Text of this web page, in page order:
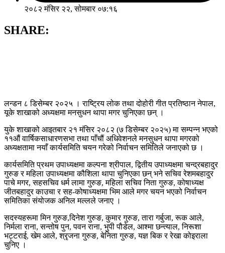
२०८२ मंसिर २२, सोमबार ०७:१६
SHARE:
लन्डन ८ डिसेम्बर २०२५ । राष्ट्रिय लोक तथा दोहोरी गीत प्रतिष्ठान नेपाल,
यूके शाखाको अध्यक्षमा मनसुधन थापा मगर चुनिएका छन् ।
युके शाखाको आइतबार २१ मंसिर २०८२ (७ डिसेम्बर २०२५) मा सम्पन्न भएको
११औं वार्षिकसाधारणसभा तथा पाँचौं अधिवेशनले मनसुधन थापा मगरको
अध्यक्षतामा नयाँ कार्यसमिति चयन गरेको निर्वाचन समितिले जनाएको छ ।
कार्यसमिति प्रथम उपाध्यक्षमा कल्पना श्रीपाल, द्वितीय उपाध्यक्षमा चन्द्रबहादुर
गुरुङ र महिला उपाध्यक्षमा कौशिला थापा चुनिएका छन् भने सचिव रेशमबहादुर
पाचे मगर, सहसचिव धर्म लामा गुरुङ, महिला सचिव निता गुरुङ, कोषाध्यक्ष
जीतबहादुर काउचा र सह-कोषाध्यक्षमा भिम आले मगर चयन भएको निर्वाचन
समितिका संयोजक अनिल मल्लले जनाए ।
सदस्यहरूमा मिन गुरुङ,दिनेश गुरुङ, कुमार गुरुङ, तारा गर्बुजा, रूक आले,
निर्मला राना, सन्तोष पुन, पवन राना, भुपी पौडेल, आश्मा छन्त्याल, निरूशा
भट्टराई, खेम आले, श्रृजना गुरुङ, बेनिता गुरुङ, यज्ञ बिक र रेखा कोइराला
चुनिए ।